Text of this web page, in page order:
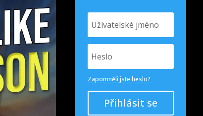
Zapomněli jste heslo?
Přihlásit se